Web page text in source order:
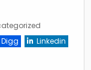
Digg
Linkedin